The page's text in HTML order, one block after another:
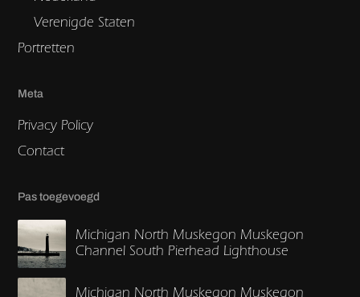
Verenigde Staten
Portretten
Meta
Privacy Policy
Contact
Pas toegevoegd
Michigan North Muskegon Muskegon
Channel South Pierhead Lighthouse
Michigan North Muskegon Muskegon